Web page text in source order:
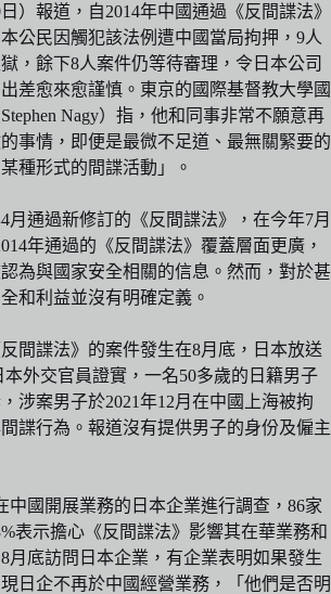
）報道，自2014年中國通過《反間諜法》
公民因觸犯該法例遭中國當局拘押，9人
，餘下8人案件仍等待審理，令日本公司
差愈來愈謹慎。東京的國際基督教大學國
Nagy）指，他和同事非常不願意再
事情，即便是最微不足道、最無關緊要的
種形式的間諜活動」。
月通過新修訂的《反間諜法》，在今年7月
年通過的《反間諜法》覆蓋層面更廣，
為與國家安全相關的信息。然而，對於甚
和利益並沒有明確定義。
間諜法》的案件發生在8月底，日本放送
外交官員證實，一名50多歲的日籍男子
涉案男子於2021年12月在中國上海被拘
諜行為。報道沒有提供男子的身份及僱主
中國開展業務的日本企業進行調查，86家
表示擔心《反間諜法》影響其在華業務和
月底訪問日本企業，有企業表明如果發生
日企不再於中國經營業務，「他們是否明